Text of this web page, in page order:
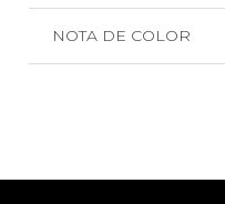
NOTA DE COLOR